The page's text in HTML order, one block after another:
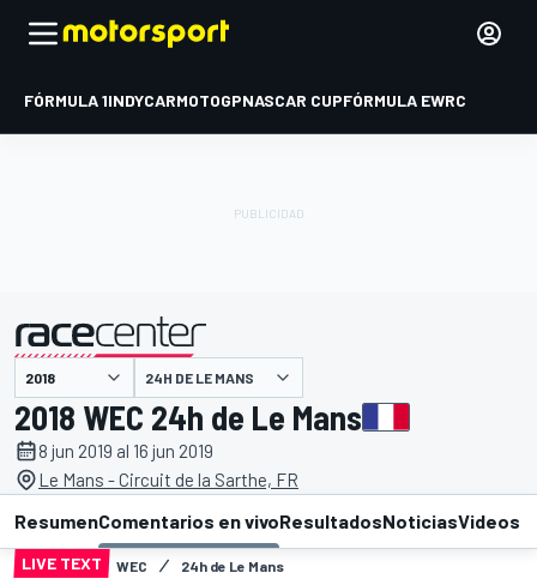
FÓRMULA 1INDYCARMOTOGPNASCAR CUPFÓRMULA EWRC
24H DE LE MANS
2018 WEC 24h de Le Mans
8 jun 2019 al 16 jun 2019
Le Mans - Circuit de la Sarthe, FR
ResumenComentarios en vivoResultadosNoticiasVideos
LIVE TEXT WEC 24h de Le Mans